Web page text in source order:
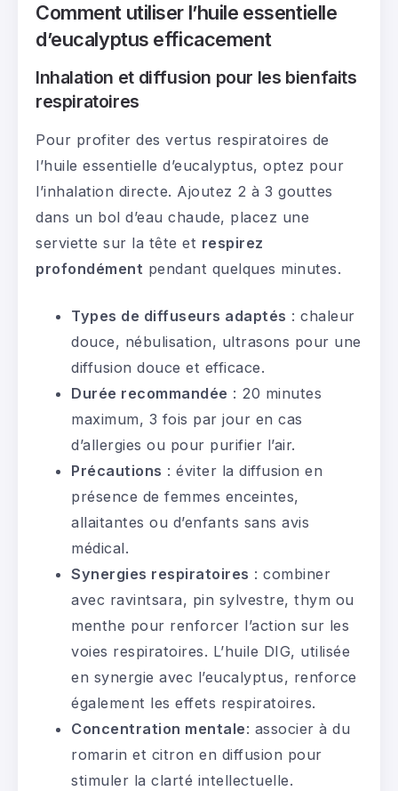
Comment utiliser l’huile essentielle
d’eucalyptus efficacement
Inhalation et diffusion pour les bienfaits
respiratoires
Pour profiter des vertus respiratoires de
l’huile essentielle d’eucalyptus, optez pour
l’inhalation directe. Ajoutez 2 à 3 gouttes
dans un bol d’eau chaude, placez une
serviette sur la tête et respirez
profondément pendant quelques minutes.
Types de diffuseurs adaptés : chaleur
douce, nébulisation, ultrasons pour une
diffusion douce et efficace.
Durée recommandée : 20 minutes
maximum, 3 fois par jour en cas
d’allergies ou pour purifier l’air.
Précautions : éviter la diffusion en
présence de femmes enceintes,
allaitantes ou d’enfants sans avis
médical.
Synergies respiratoires : combiner
avec ravintsara, pin sylvestre, thym ou
menthe pour renforcer l’action sur les
voies respiratoires. L’huile DIG, utilisée
en synergie avec l’eucalyptus, renforce
également les effets respiratoires.
Concentration mentale: associer à du
romarin et citron en diffusion pour
stimuler la clarté intellectuelle.